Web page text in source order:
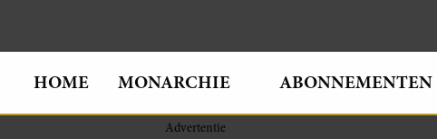
HOME MONARCHIE ABONNEMENTEN